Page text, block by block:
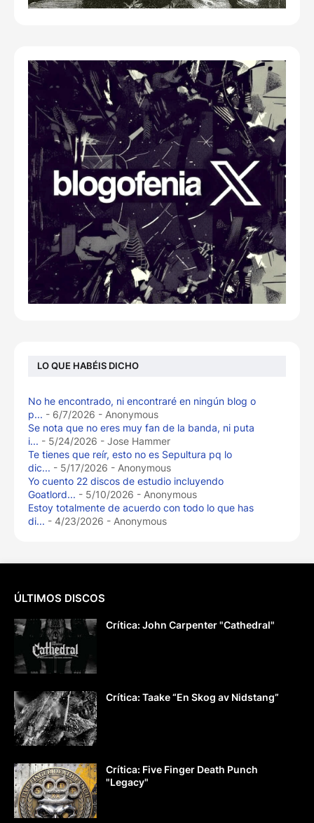
LO QUE HABÉIS DICHO
No he encontrado, ni encontraré en ningún blog o
p... - 6/7/2026 - Anonymous
Se nota que no eres muy fan de la banda, ni puta
i... - 5/24/2026 - Jose Hammer
Te tienes que reír, esto no es Sepultura pq lo
dic... - 5/17/2026 - Anonymous
Yo cuento 22 discos de estudio incluyendo
Goatlord... - 5/10/2026 - Anonymous
Estoy totalmente de acuerdo con todo lo que has
di... - 4/23/2026 - Anonymous
ÚLTIMOS DISCOS
Crítica: John Carpenter "Cathedral"
Crítica: Taake “En Skog av Nidstang”
Crítica: Five Finger Death Punch
"Legacy"